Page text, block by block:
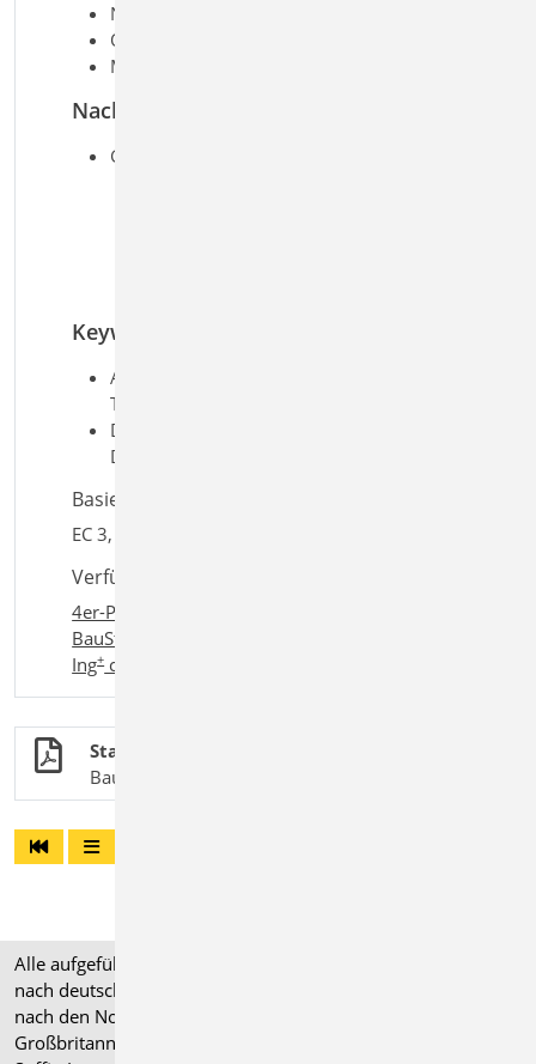
Normalkraft
Querkraft
Moment
Nachweise
Grenzzustand der Tragfähigkeit, EC 3
Keywords
Aufgaben: Stahlbau;
Tragwerksplanung
Detailaufgaben: Anschluss;
Detailnachweis; Träger
Basiert auf den Normen:
EC 3, DIN EN 1993-1-1:2010-12
Verfügbar in den Paketen:
4er-Paket
BauStatik comfort
Ing+comfort
Stahlbau
BauStatik-Module nach DIN EN 1993-1-1
Alle aufgeführten Preise verstehen sich für Module/Pakete
nach deutschen Normgrundlagen (".de"). Module, die auch
nach den Normen für Österreich, Schweiz, Italien und
Großbritannien verfügbar sind, tragen ein entsprechendes